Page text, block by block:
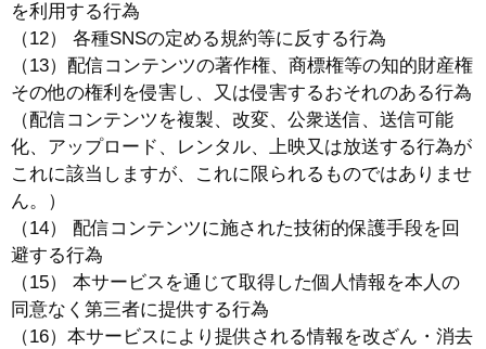
を利用する行為
（12） 各種SNSの定める規約等に反する行為
（13）配信コンテンツの著作権、商標権等の知的財産権
その他の権利を侵害し、又は侵害するおそれのある行為
（配信コンテンツを複製、改変、公衆送信、送信可能
化、アップロード、レンタル、上映又は放送する行為が
これに該当しますが、これに限られるものではありませ
ん。）
（14） 配信コンテンツに施された技術的保護手段を回
避する行為
（15） 本サービスを通じて取得した個人情報を本人の
同意なく第三者に提供する行為
（16）本サービスにより提供される情報を改ざん・消去